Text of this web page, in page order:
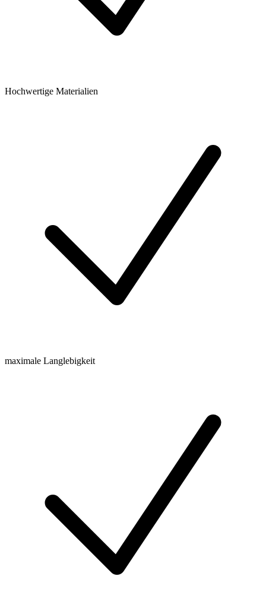
Hochwertige Materialien
maximale Langlebigkeit